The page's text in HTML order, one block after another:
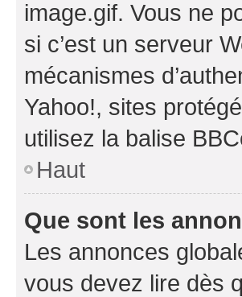
image.gif. Vous ne
si c’est un serveur
mécanismes
Yahoo!, sites
utilisez la balise
Haut
Que sont les
Les annonces
vous devez lire dès